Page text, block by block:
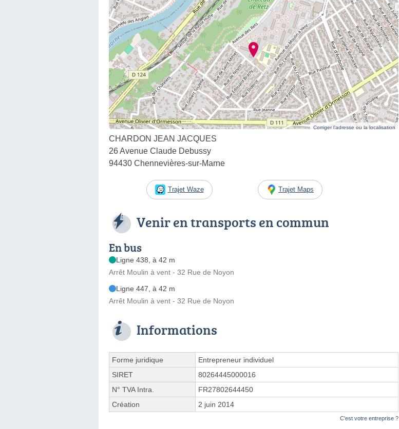
Corriger l’adresse ou la localisation
CHARDON JEAN JACQUES
26 Avenue Claude Debussy
94430 Chennevières-sur-Marne
Trajet Waze Trajet Maps
Venir en transports en commun
En bus
Ligne 438, à 42 m
Arrêt Moulin à vent - 32 Rue de Noyon
Ligne 447, à 42 m
Arrêt Moulin à vent - 32 Rue de Noyon
Informations
Forme juridique
Entrepreneur individuel
SIRET
80264445000016
N° TVA Intra.
FR27802644450
Création
2 juin 2014
C'est votre entreprise ?